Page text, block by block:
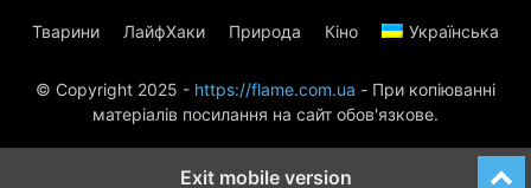
Тварини ЛайфХаки Природа Кіно Українська
© Copyright 2025 - https://flame.com.ua - При копіюванні
матеріалів посилання на сайт обов'язкове.
Exit mobile version